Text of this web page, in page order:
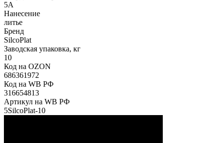
5А
Нанесение
литье
Бренд
SilcoPlat
Заводская упаковка, кг
10
Код на OZON
686361972
Код на WB РФ
316654813
Артикул на WB РФ
5SilcoPlat-10